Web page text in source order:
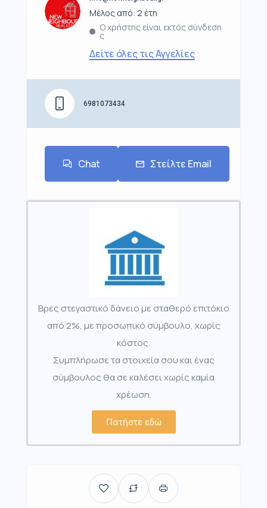
Μέλος από: 2 έτη
Ο χρήστης είναι εκτός σύνδεση
ς
Δείτε όλες τις Αγγελίες
6981073434
Chat Στείλτε Email
Βρες στεγαστικό δάνειο με σταθερό επιτόκιο
από 2%, με προσωπικό σύμβουλο, χωρίς
κόστος.
Συμπλήρωσε τα στοιχεία σου και ένας
σύμβουλος θα σε καλέσει χωρίς καμία
χρέωση.
Πατήστε εδώ